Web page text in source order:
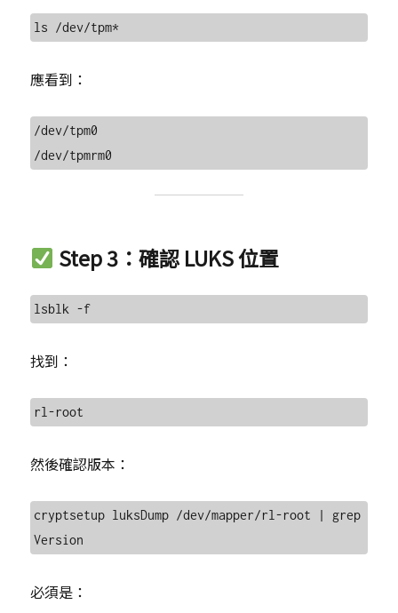
應看到：
/dev/tpm0
Step 3：確認 LUKS 位置
找到：
然後確認版本：
cryptsetup luksDump /dev/mapper/rl-root | grep
必須是：